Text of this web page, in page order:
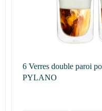
6 Verres double paroi
PYLANO